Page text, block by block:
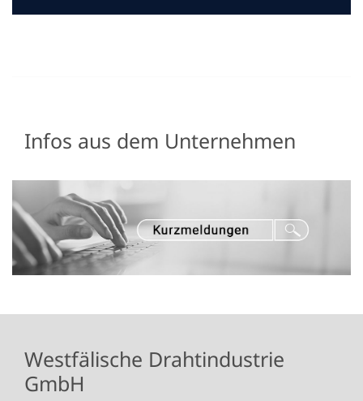
Infos aus dem Unternehmen
Westfälische Drahtindustrie
GmbH